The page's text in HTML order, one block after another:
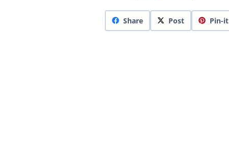
Share Post Pin-it